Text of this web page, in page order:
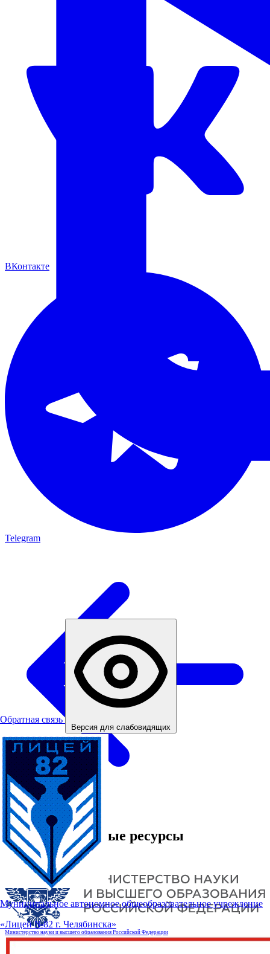
Обратная связь
Версия для слабовидящих
Муниципальное автономное общеобразовательное учреждение
«Лицей №82 г. Челябинска»
ВКонтакте
Telegram
Все новости
Информационные ресурсы
Министерство науки и высшего образования Российской Федерации